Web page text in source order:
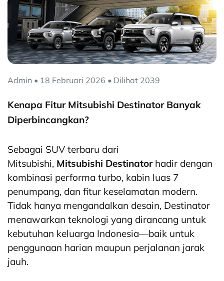
Admin • 18 Februari 2026 • Dilihat 2039
Kenapa Fitur Mitsubishi Destinator Banyak
Diperbincangkan?
Sebagai SUV terbaru dari
Mitsubishi, Mitsubishi Destinatorhadir dengan
kombinasi performa turbo, kabin luas 7
penumpang, dan fitur keselamatan modern.
Tidak hanya mengandalkan desain, Destinator
menawarkan teknologi yang dirancang untuk
kebutuhan keluarga Indonesia—baik untuk
penggunaan harian maupun perjalanan jarak
jauh.